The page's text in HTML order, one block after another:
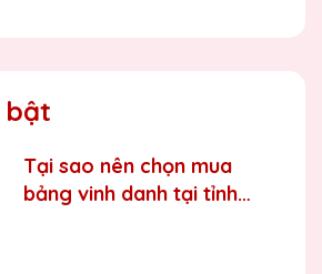
bật
Tại sao nên chọn mua
bảng vinh danh tại tỉnh